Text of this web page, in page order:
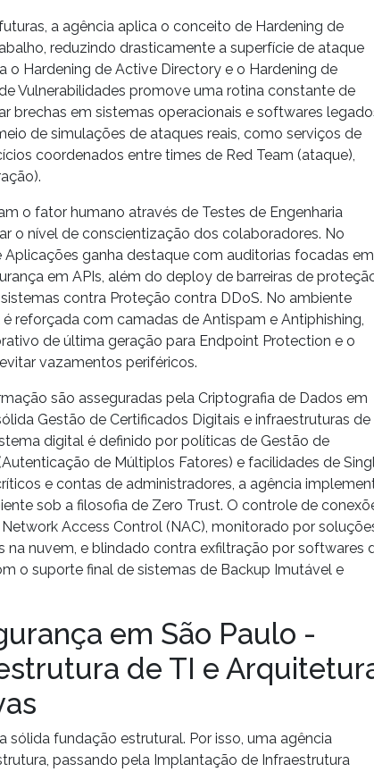
a agência aplica o conceito de Hardening de
reduzindo drasticamente a superfície de ataque
o Hardening de Active Directory e o Hardening de
Vulnerabilidades promove uma rotina constante de
brechas em sistemas operacionais e softwares
de simulações de ataques reais, como serviços de
coordenados entre times de Red Team (ataque),
o fator humano através de Testes de Engenharia
o nível de conscientização dos colaboradores. No
Aplicações ganha destaque com auditorias focadas em
em APIs, além do deploy de barreiras de
contra Proteção contra DDoS. No ambiente
é reforçada com camadas de Antispam e Antiphishing,
de última geração para Endpoint Protection e o
vazamentos periféricos.
são asseguradas pela Criptografia de Dados em
Gestão de Certificados Digitais e infraestruturas de
digital é definido por políticas de Gestão de
de Múltiplos Fatores) e facilidades de
e contas de administradores, a agência
sob a filosofia de Zero Trust. O controle de
Network Access Control (NAC), monitorado por
na nuvem, e blindado contra exfiltração por softwares
o suporte final de sistemas de Backup Imutável e
em São Paulo -
de TI e
sólida fundação estrutural. Por isso, uma agência
, passando pela Implantação de Infraestrutura